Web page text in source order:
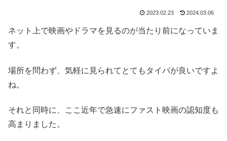
2023.02.23 2024.03.06
ネット上で映画やドラマを見るのが当たり前になっていま
す。
場所を問わず、気軽に 見られてとてもタイパが良いですよ
ね。
それと同時に、ここ近年で急速にファスト映画の認知度も
高まりました。